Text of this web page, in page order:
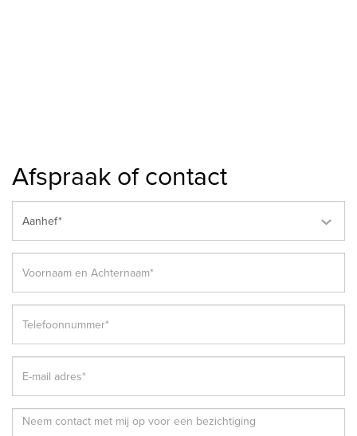
Afspraak of contact
Aanhef*